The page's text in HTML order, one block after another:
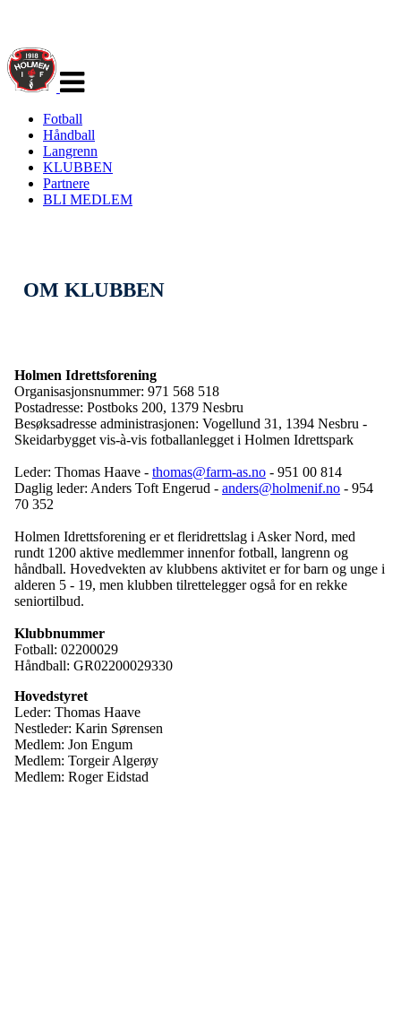
navigasjon
Fotball
Håndball
Langrenn
KLUBBEN
Partnere
BLI MEDLEM
OM KLUBBEN
Holmen Idrettsforening
Organisasjonsnummer: 971 568 518
Postadresse: Postboks 200, 1379 Nesbru
Besøksadresse administrasjonen: Vogellund 31, 1394 Nesbru -
Skeidarbygget vis-à-vis fotballanlegget i Holmen Idrettspark
Leder: Thomas Haave - thomas@farm-as.no - 951 00 814
Daglig leder: Anders Toft Engerud - anders@holmenif.no - 954
70 352
Holmen Idrettsforening er et fleridrettslag i Asker Nord, med
rundt 1200 aktive medlemmer innenfor fotball, langrenn og
håndball. Hovedvekten av klubbens aktivitet er for barn og unge i
alderen 5 - 19, men klubben tilrettelegger også for en rekke
seniortilbud.
Klubbnummer
Fotball: 02200029
Håndball: GR02200029330
Hovedstyret
Leder: Thomas Haave
Nestleder: Karin Sørensen
Medlem: Jon Engum
Medlem: Torgeir Algerøy
Medlem: Roger Eidstad